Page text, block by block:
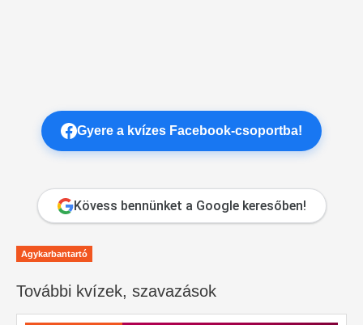
Gyere a kvízes Facebook-csoportba!
Kövess bennünket a Google keresőben!
Agykarbantartó
További kvízek, szavazások